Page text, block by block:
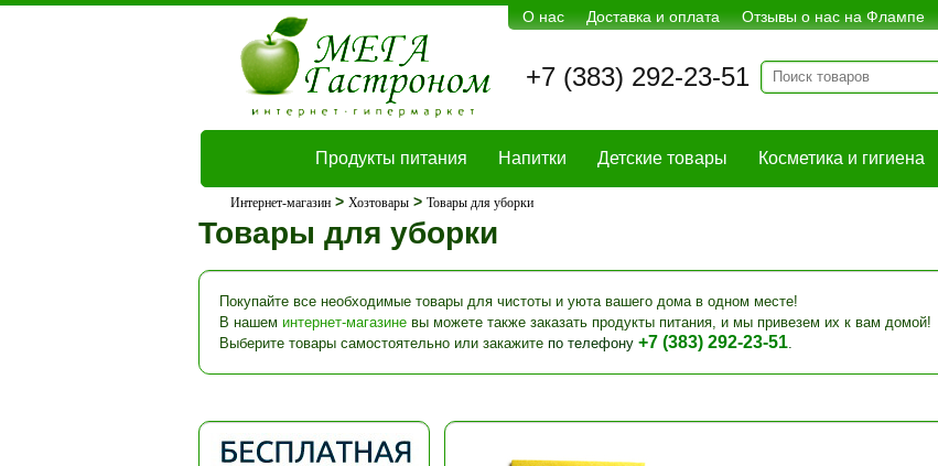
О нас Доставка и оплата Отзывы о нас на Флампе
+7 (383) 292-23-51
Продукты питания Напитки Детские товары Косметика и гигиена
Интернет-магазин >Хозтовары >Товары для уборки
Товары для уборки
Покупайте все необходимые товары для чистоты и уюта вашего дома в одном месте!
В нашем интернет-магазиневы можете также заказать продукты питания, и мы привезем их к вам домой!
Выберите товары самостоятельно или закажитепо телефону +7 (383) 292-23-51.